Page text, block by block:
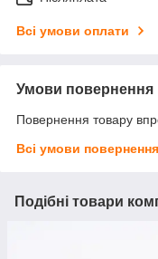
Всі умови оплати
Умови повернення
Повернення товару
Всі умови повернення
Подібні товари